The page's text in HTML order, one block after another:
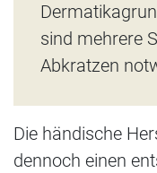
sind mehrere
Abkratzen
Die händische
dennoch einen